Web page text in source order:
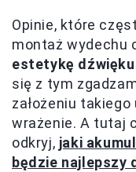
Opinie, które
montaż wydechu
estetykę dźwięku
się z tym
założeniu takiego
wrażenie. A tutaj
odkryj, jaki
będzie najlepszy